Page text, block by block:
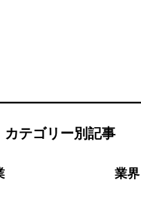
カテゴリー別記事
業界